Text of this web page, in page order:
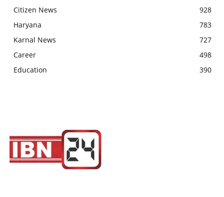
Citizen News
928
Haryana
783
Karnal News
727
Career
498
Education
390